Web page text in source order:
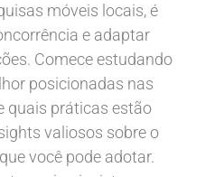
móveis locais, é
e adaptar
Comece estudando
posicionadas nas
quais práticas estão
valiosos sobre o
você pode adotar.